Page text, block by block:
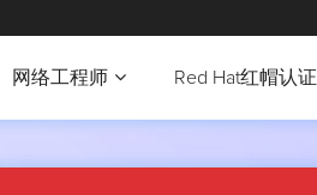
网络工程师 Red Hat红帽认证